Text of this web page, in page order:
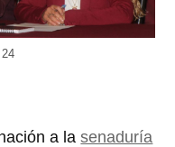
a lasenaduría